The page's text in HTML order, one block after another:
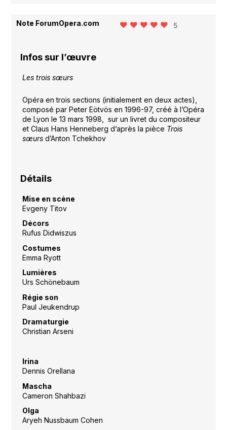
Note ForumOpera.com 5
Infos sur l’œuvre
Les trois sœurs
Opéra en trois sections (initialement en deux actes),
composé par Peter Eötvös en 1996-97, créé à l’Opéra
de Lyon le 13 mars 1998, sur un livret du compositeur
et Claus Hans Henneberg d’après la pièce Trois
sœursd’Anton Tchekhov
Détails
Mise en scène
Evgeny Titov
Décors
Rufus Didwiszus
Costumes
Emma Ryott
Lumières
Urs Schönebaum
Régie son
Paul Jeukendrup
Dramaturgie
Christian Arseni
Irina
Dennis Orellana
Mascha
Cameron Shahbazi
Olga
Aryeh Nussbaum Cohen